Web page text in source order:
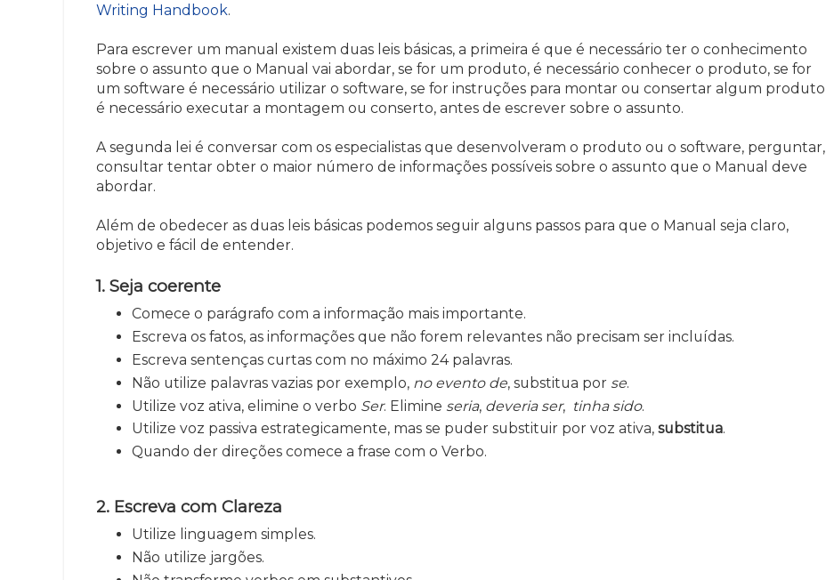
Writing Handbook.
Para escrever um manual existem duas leis básicas, a primeira é que é necessário ter o conhecimento
sobre o assunto que o Manual vai abordar, se for um produto, é necessário conhecer o produto, se for
um software é necessário utilizar o software, se for instruções para montar ou consertar algum produto
é necessário executar a montagem ou conserto, antes de escrever sobre o assunto.
A segunda lei é conversar com os especialistas que desenvolveram o produto ou o software, perguntar,
consultar tentar obter o maior número de informações possíveis sobre o assunto que o Manual deve
abordar.
Além de obedecer as duas leis básicas podemos seguir alguns passos para que o Manual seja claro,
objetivo e fácil de entender.
1. Seja coerente
Comece o parágrafo com a informação mais importante.
Escreva os fatos, as informações que não forem relevantes não precisam ser incluídas.
Escreva sentenças curtas com no máximo 24 palavras.
Não utilize palavras vazias por exemplo, no evento de, substitua por se.
Utilize voz ativa, elimine o verbo Ser. Elimine seria, deveria ser, tinha sido.
Utilize voz passiva estrategicamente, mas se puder substituir por voz ativa, substitua.
Quando der direções comece a frase com o Verbo.
2. Escreva com Clareza
Utilize linguagem simples.
Não utilize jargões.